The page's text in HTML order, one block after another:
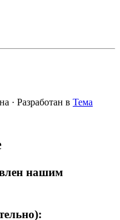
· Разработан в Тема
нашим